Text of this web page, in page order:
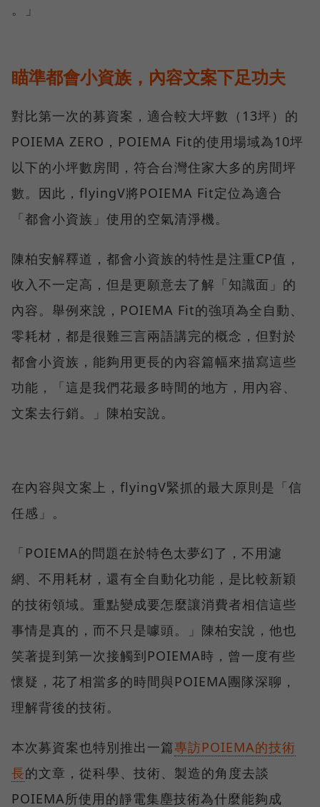
。」
瞄準都會小資族，內容文案下足功夫
對比第一次的募資案，適合較大坪數（13坪）的
POIEMA ZERO，POIEMA Fit的使用場域為10坪
以下的小坪數房間，符合台灣住家大多的房間坪
數。因此，flyingV將POIEMA Fit定位為適合
「都會小資族」使用的空氣清淨機。
陳柏安解釋道，都會小資族的特性是注重CP值，
收入不一定高，但是更願意去了解「知識面」的
內容。舉例來說，POIEMA Fit的強項為全自動、
零耗材，都是很難三言兩語講完的概念，但對於
都會小資族，能夠用更長的內容篇幅來描寫這些
功能，「這是我們花最多時間的地方，用內容、
文案去行銷。」陳柏安說。
在內容與文案上，flyingV緊抓的最大原則是「信
任感」。
「POIEMA的問題在於特色太夢幻了，不用濾
網、不用耗材，還有全自動化功能，是比較新穎
的技術領域。重點變成要怎麼讓消費者相信這些
事情是真的，而不只是噱頭。」陳柏安說，他也
笑著提到第一次接觸到POIEMA時，曾一度有些
懷疑，花了相當多的時間與POIEMA團隊深聊，
理解背後的技術。
本次募資案也特別推出一篇專訪POIEMA的技術
長的文章，從科學、技術、製造的角度去談
POIEMA所使用的靜電集塵技術為什麼能夠成